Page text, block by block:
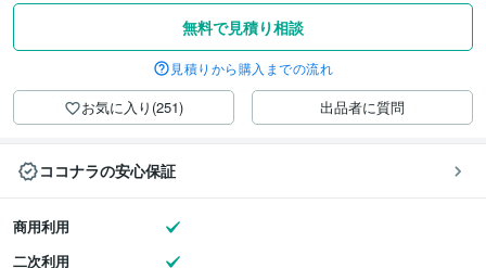
無料で見積り相談
見積りから購入までの流れ
お気に入り(251) 出品者に質問
ココナラの安心保証
商用利用
二次利用